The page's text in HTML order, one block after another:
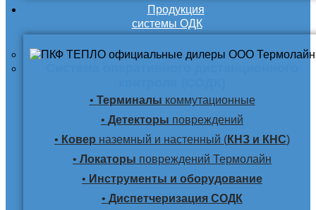
Продукция
системы ОДК
• Терминалы коммутационные
• Детекторы повреждений
• Ковер наземный и настенный (КНЗ и КНС)
• Локаторы повреждений Термолайн
• Инструменты и оборудование
• Диспетчеризация СОДК